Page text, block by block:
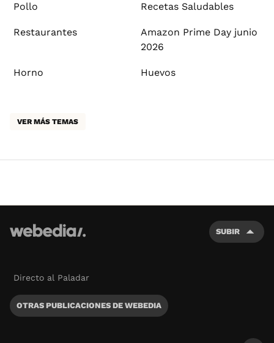
Pollo Recetas Saludables
Restaurantes
Amazon Prime Day junio
2026
Horno Huevos
VER MÁS TEMAS
SUBIR
Directo al Paladar
OTRAS PUBLICACIONES DE WEBEDIA